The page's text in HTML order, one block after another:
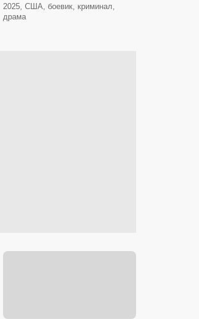
2025, США, боевик, криминал,
драма